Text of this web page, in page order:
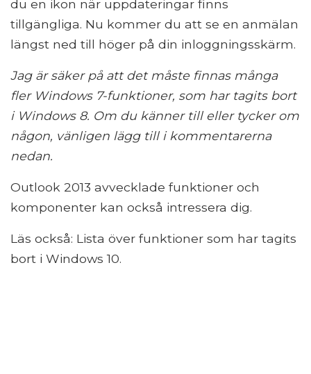
du en ikon när uppdateringar finns
tillgängliga. Nu kommer du att se en anmälan
längst ned till höger på din inloggningsskärm.
Jag är säker på att det måste finnas många
fler Windows 7-funktioner, som har tagits bort
i Windows 8. Om du känner till eller tycker om
någon, vänligen lägg till i kommentarerna
nedan.
Outlook 2013 avvecklade funktioner och
komponenter kan också intressera dig.
Läs också: Lista över funktioner som har tagits
bort i Windows 10.